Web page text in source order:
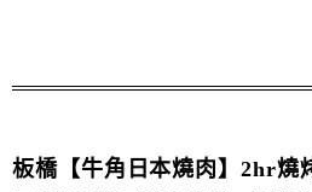
板橋【牛角日本燒肉】2hr燒